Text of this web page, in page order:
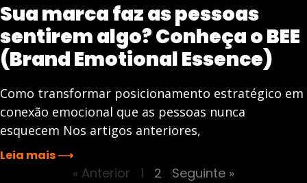
Sua marca faz as pessoas
sentirem algo? Conheça o BEE
(Brand Emotional Essence)
Como transformar posicionamento estratégico em
conexão emocional que as pessoas nunca
esquecem Nos artigos anteriores,
Leia mais ⟶
« Anterior 1 2 Seguinte »